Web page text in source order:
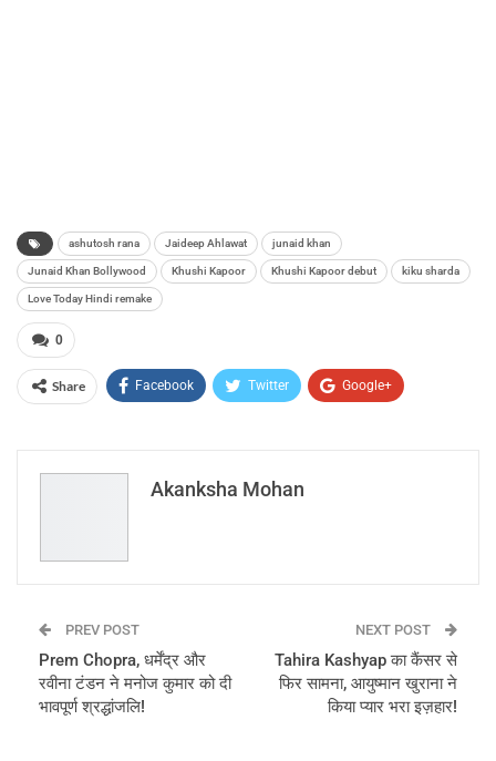
ashutosh rana Jaideep Ahlawat junaid khan
Junaid Khan Bollywood Khushi Kapoor Khushi Kapoor debut kiku sharda
Love Today Hindi remake
0
Share Facebook Twitter Google+
Email
Akanksha Mohan
PREV POST
Prem Chopra, धर्मेंद्र और
रवीना टंडन ने मनोज कुमार को दी
भावपूर्ण श्रद्धांजलि!
NEXT POST
Tahira Kashyap का कैंसर से
फिर सामना, आयुष्मान खुराना ने
किया प्यार भरा इज़हार!